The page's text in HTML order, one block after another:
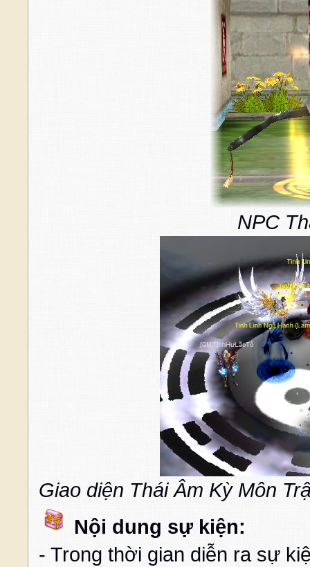
NPC
Giao diện Thái Âm Kỳ Môn
Nội dung sự kiện:
- Trong thời gian diễn ra sự